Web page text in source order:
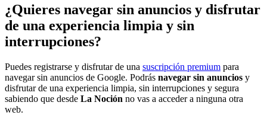
¿Quieres navegar sin anuncios y disfrutar
de una experiencia limpia y sin
interrupciones?
Puedes registrarse y disfrutar de una suscripción premium para
navegar sin anuncios de Google. Podrás navegar sin anuncios y
disfrutar de una experiencia limpia, sin interrupciones y segura
sabiendo que desde La Noción no vas a acceder a ninguna otra
web.